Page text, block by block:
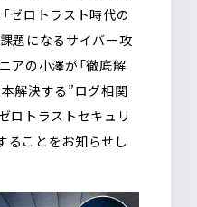
ゼロトラスト時代の
題になるサイバー攻
アの小澤が「徹底解
解決する”ログ相関
ロトラストセキュリ
ることをお知らせし